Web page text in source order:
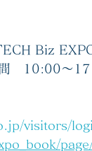
Biz
　10:00～
visitors/